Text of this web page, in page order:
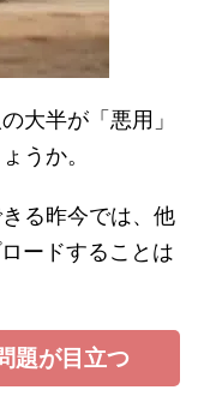
大半が「悪用」
うか。
る昨今では、他
ードすることは
題が目立つ